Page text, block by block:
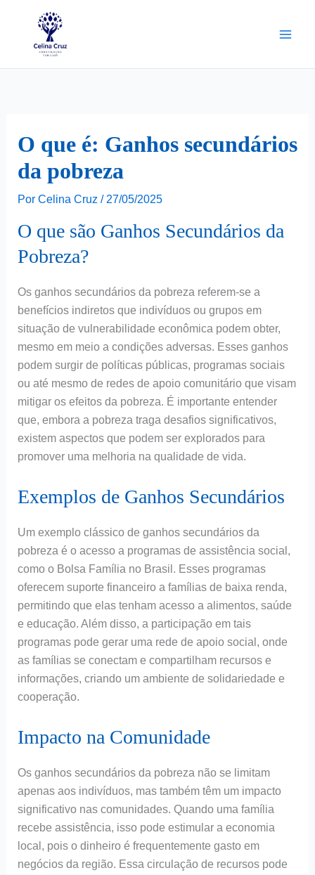
O que é: Ganhos secundários
da pobreza
Por Celina Cruz / 27/05/2025
O que são Ganhos Secundários da
Pobreza?
Os ganhos secundários da pobreza referem-se a
benefícios indiretos que indivíduos ou grupos em
situação de vulnerabilidade econômica podem obter,
mesmo em meio a condições adversas. Esses ganhos
podem surgir de políticas públicas, programas sociais
ou até mesmo de redes de apoio comunitário que visam
mitigar os efeitos da pobreza. É importante entender
que, embora a pobreza traga desafios significativos,
existem aspectos que podem ser explorados para
promover uma melhoria na qualidade de vida.
Exemplos de Ganhos Secundários
Um exemplo clássico de ganhos secundários da
pobreza é o acesso a programas de assistência social,
como o Bolsa Família no Brasil. Esses programas
oferecem suporte financeiro a famílias de baixa renda,
permitindo que elas tenham acesso a alimentos, saúde
e educação. Além disso, a participação em tais
programas pode gerar uma rede de apoio social, onde
as famílias se conectam e compartilham recursos e
informações, criando um ambiente de solidariedade e
cooperação.
Impacto na Comunidade
Os ganhos secundários da pobreza não se limitam
apenas aos indivíduos, mas também têm um impacto
significativo nas comunidades. Quando uma família
recebe assistência, isso pode estimular a economia
local, pois o dinheiro é frequentemente gasto em
negócios da região. Essa circulação de recursos pode